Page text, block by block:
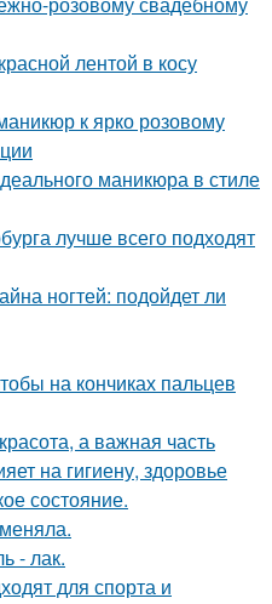
лентой в косу
к ярко розовому
маникюра в стиле
лучше всего подходят
ногтей: подойдет ли
на кончиках пальцев
а важная часть
на гигиену, здоровье
состояние.
- лак.
для спорта и